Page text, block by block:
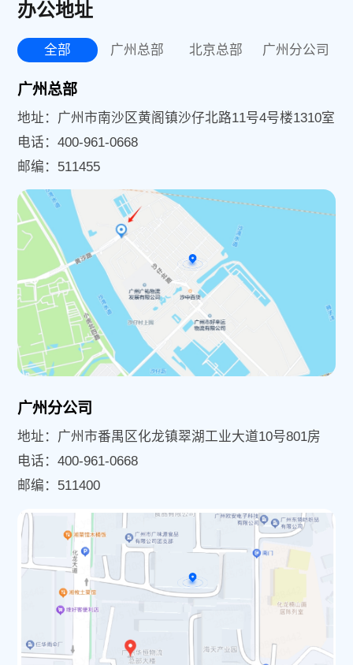
办公地址
全部 广州总部 北京总部 广州分公司
广州总部
地址：广州市南沙区黄阁镇沙仔北路11号4号楼1310室
电话：400-961-0668
邮编：511455
广州分公司
地址：广州市番禺区化龙镇翠湖工业大道10号801房
电话：400-961-0668
邮编：511400‌